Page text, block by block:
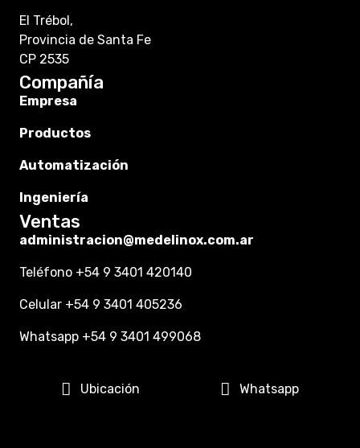
El Trébol,
Provincia de Santa Fe
CP 2535
Compañía
Empresa
Productos
Automatización
Ingeniería
Ventas
administracion@medelinox.com.ar
Teléfono +54 9 3401 420140
Celular +54 9 3401 405236
Whatsapp +54 9 3401 499068
Ubicación Whatsapp